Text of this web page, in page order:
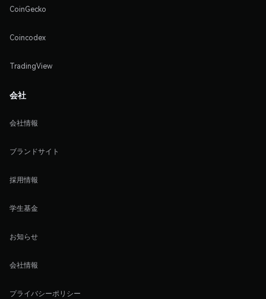
CoinGecko
Coincodex
TradingView
会社
会社情報
ブランドサイト
採用情報
学生基金
お知らせ
会社情報
プライバシーポリシー